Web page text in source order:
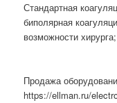
Стандартная
биполярная
возможности хирурга;
Продажа
https://ellman.ru/